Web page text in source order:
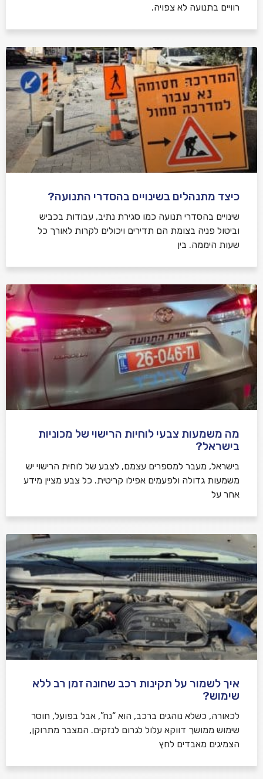
רוויים בתנועה לא צפויה.
כיצד מתנהלים בשינויים בהסדרי התנועה?
שינויים בהסדרי תנועה כמו סגירת נתיב, עבודות בכביש
וביטול פניה בצומת הם תדירים ויכולים לקרות לאורך כל
שעות היממה. בין
מה משמעות צבעי לוחיות הרישוי של מכוניות
בישראל?
בישראל, מעבר למספרים עצמם, לצבע של לוחית הרישוי יש
משמעות גדולה ולפעמים אפילו קריטית. כל צבע מציין מידע
אחר על
איך לשמור על תקינות רכב שחונה זמן רב ללא
שימוש?
לכאורה, כשלא נוהגים ברכב, הוא “נח”, אבל בפועל, חוסר
שימוש ממושך דווקא עלול לגרום לנזקים. המצבר מתרוקן,
הצמיגים מאבדים לחץ